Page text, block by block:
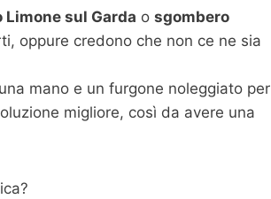
sul Garda o sgombero
oppure credono che non ce ne sia
mano e un furgone noleggiato per
migliore, così da avere una